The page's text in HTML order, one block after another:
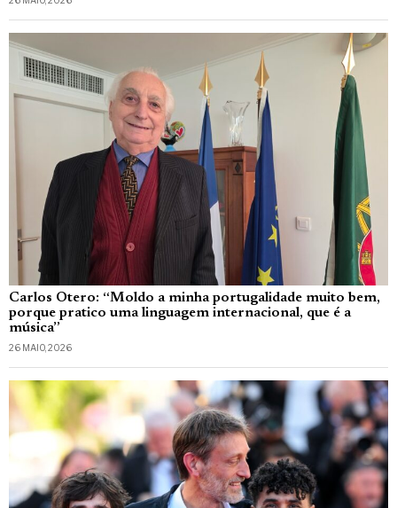
Carlos Otero: “Moldo a minha portugalidade muito bem,
porque pratico uma linguagem internacional, que é a
música”
26 MAIO, 2026